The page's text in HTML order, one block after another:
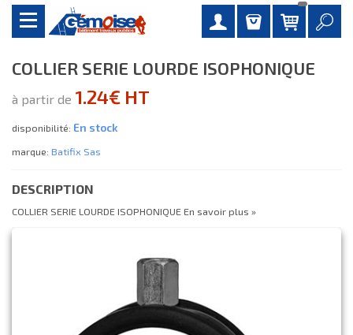
COLLIER SERIE LOURDE ISOPHONIQUE
à partir de 1.24€ HT
disponibilité: En stock
marque: Batifix Sas
DESCRIPTION
COLLIER SERIE LOURDE ISOPHONIQUEEn savoir plus »